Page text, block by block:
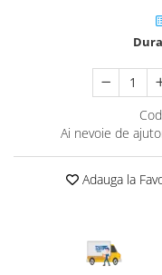
Saltele cu plasa de
Seturi mese si scaune
Suporturi si rafturi
Pantofare
Suport pentru umerase
Ai nevoie de
Adauga la